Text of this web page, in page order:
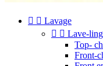
  Lavage
  Lave-
Top-
Front-